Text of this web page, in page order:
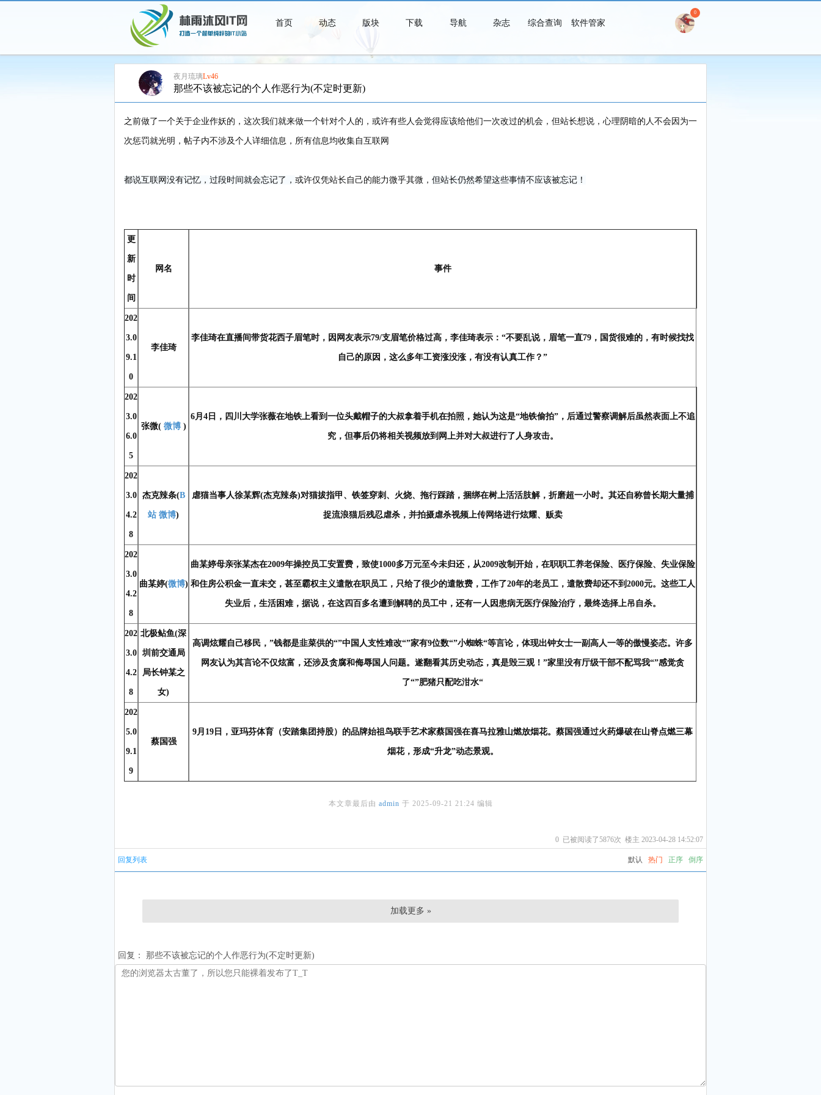
首页 动态 版块 下载 导航 杂志 综合查询 软件管家
0
青春时代是一个短暂的美梦，当你醒来时，它早已消失得无影无踪了。
加入115生活VIP，立享尊贵服务
夜月琉璃Lv46
那些不该被忘记的个人作恶行为(不定时更新)
之前做了一个关于企业作妖的，这次我们就来做一个针对个人的，或许有些人会觉得应该给他们一次改过的机会，但站长想说，心理阴暗的人不会因为一
次惩罚就光明，帖子内不涉及个人详细信息，所有信息均收集自互联网
都说互联网没有记忆，过段时间就会忘记了， 或许仅凭站长自己的能力微乎其微， 但站长仍然希望这些事情不应该被忘记！
更
新
时
间
网名 事件
202
3.0
9.1
0
李佳琦
李佳琦在直播间带货花西子眉笔时，因网友表示79/支眉笔价格过高，李佳琦表示：“不要乱说，眉笔一直79，国货很难的，有时候找找
自己的原因，这么多年工资涨没涨，有没有认真工作？”
202
3.0
6.0
5
张微(微博 )
6月4日，四川大学张薇在地铁上看到一位头戴帽子的大叔拿着手机在拍照，她认为这是“地铁偷拍”，后通过警察调解后虽然表面上不追
究，但事后仍将相关视频放到网上并对大叔进行了人身攻击。
202
3.0
4.2
8
杰克辣条(B
站 微博)
虐猫当事人徐某辉(杰克辣条)对猫拔指甲、铁签穿刺、火烧、拖行踩踏，捆绑在树上活活肢解，折磨超一小时。其还自称曾长期大量捕
捉流浪猫后残忍虐杀，并拍摄虐杀视频上传网络进行炫耀、贩卖
202
3.0
4.2
8
曲某婷(微博)
曲某婷母亲张某杰在2009年操控员工安置费，致使1000多万元至今未归还，从2009改制开始，在职职工养老保险、医疗保险、失业保险
和住房公积金一直未交，甚至霸权主义遣散在职员工，只给了很少的遣散费，工作了20年的老员工，遣散费却还不到2000元。这些工人
失业后，生活困难，据说，在这四百多名遭到解聘的员工中，还有一人因患病无医疗保险治疗，最终选择上吊自杀。
202
3.0
4.2
8
北极鲇鱼(深
圳前交通局
局长钟某之
女)
高调炫耀自己移民，”钱都是韭菜供的“”中国人支性难改“”家有9位数“”小蜘蛛“等言论，体现出钟女士一副高人一等的傲慢姿态。许多
网友认为其言论不仅炫富，还涉及贪腐和侮辱国人问题。遂翻看其历史动态，真是毁三观！”家里没有厅级干部不配骂我“”感觉贪
了“”肥猪只配吃泔水“
202
5.0
9.1
9
蔡国强
9月19日，亚玛芬体育（安踏集团持股）的品牌始祖鸟联手艺术家蔡国强在喜马拉雅山燃放烟花。蔡国强通过火药爆破在山脊点燃三幕
烟花，形成“升龙”动态景观。
本文章最后由 admin 于 2025-09-21 21:24 编辑
0 已被阅读了5876次 楼主 2023-04-28 14:52:07
回复列表 默认 热门 正序 倒序
加载更多 »
回复： 那些不该被忘记的个人作恶行为(不定时更新)